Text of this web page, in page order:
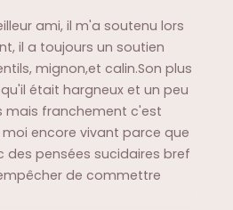
ami, il m'a soutenu lors
il a toujours un soutien
mignon,et calin.Son plus
était hargneux et un peu
mais franchement c'est
moi encore vivant parce que
des pensées sucidaires bref
de commettre